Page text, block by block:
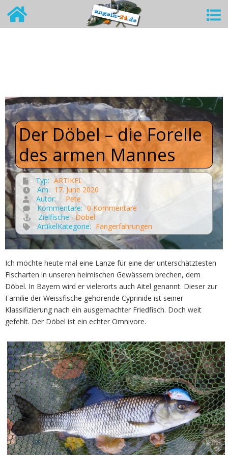
Der Döbel – die Forelle
des armen Mannes
Typ: ARTIKEL
Am: 17. June 2020
Autor:
Pete
Kommentare: 0 Kommentare
Zielfische: Döbel
ArtikelKategorie: Fangerfahrungen
Ich möchte heute mal eine Lanze für eine der unterschätztesten
Fischarten in unseren heimischen Gewässern brechen, dem
Döbel. In Bayern wird er vielerorts auch Aitel genannt. Dieser zur
Familie der Weissfische gehörende Cyprinide ist seiner
Klassifizierung nach ein ausgemachter Friedfisch. Doch weit
gefehlt. Der Döbel ist ein echter Omnivore.